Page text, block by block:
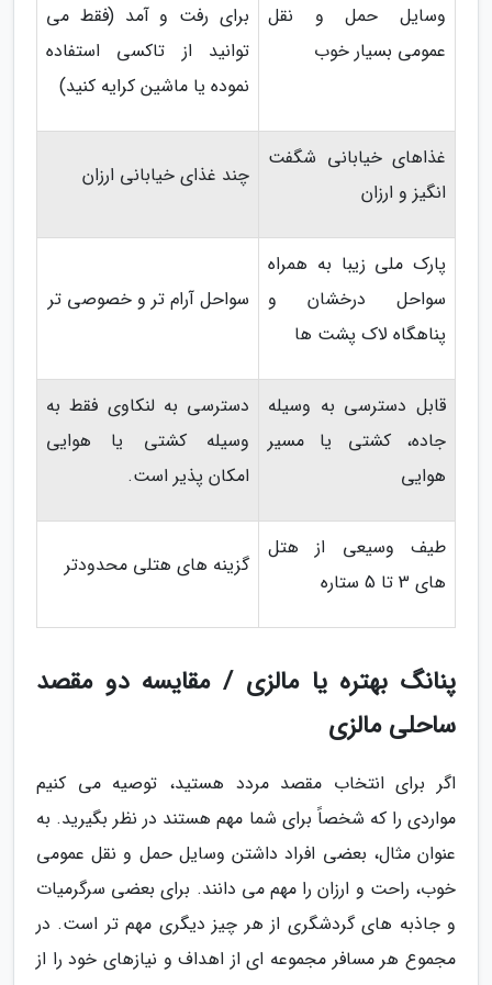
وسایل حمل و نقل
عمومی بسیار خوب
برای رفت و آمد (فقط می
توانید از تاکسی استفاده
نموده یا ماشین کرایه کنید)
غذاهای خیابانی شگفت
انگیز و ارزان
چند غذای خیابانی ارزان
پارک ملی زیبا به همراه
سواحل درخشان و
پناهگاه لاک پشت ها
سواحل آرام تر و خصوصی تر
قابل دسترسی به وسیله
جاده، کشتی یا مسیر
هوایی
دسترسی به لنکاوی فقط به
وسیله کشتی یا هوایی
امکان پذیر است.
طیف وسیعی از هتل
های 3 تا 5 ستاره
گزینه های هتلی محدودتر
پنانگ بهتره یا مالزی / مقایسه دو مقصد
ساحلی مالزی
اگر برای انتخاب مقصد مردد هستید، توصیه می کنیم
مواردی را که شخصاً برای شما مهم هستند در نظر بگیرید. به
عنوان مثال، بعضی افراد داشتن وسایل حمل و نقل عمومی
خوب، راحت و ارزان را مهم می دانند. برای بعضی سرگرمیات
و جاذبه های گردشگری از هر چیز دیگری مهم تر است. در
مجموع هر مسافر مجموعه ای از اهداف و نیازهای خود را از